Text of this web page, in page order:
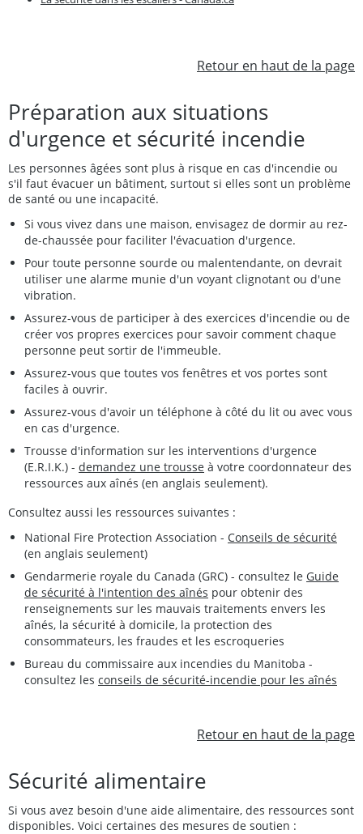
Retour en haut de la page
Préparation aux situations
d'urgence et sécurité incendie
Les personnes âgées sont plus à risque en cas d'incendie ou
s'il faut évacuer un bâtiment, surtout si elles sont un problème
de santé ou une incapacité.
Si vous vivez dans une maison, envisagez de dormir au rez-
de-chaussée pour faciliter l'évacuation d'urgence.
Pour toute personne sourde ou malentendante, on devrait
utiliser une alarme munie d'un voyant clignotant ou d'une
vibration.
Assurez-vous de participer à des exercices d'incendie ou de
créer vos propres exercices pour savoir comment chaque
personne peut sortir de l'immeuble.
Assurez-vous que toutes vos fenêtres et vos portes sont
faciles à ouvrir.
Assurez-vous d'avoir un téléphone à côté du lit ou avec vous
en cas d'urgence.
Trousse d'information sur les interventions d'urgence
(E.R.I.K.) - demandez une trousse à votre coordonnateur des
ressources aux aînés (en anglais seulement).
Consultez aussi les ressources suivantes :
National Fire Protection Association - Conseils de sécurité
(en anglais seulement)
Gendarmerie royale du Canada (GRC) - consultez le Guide
de sécurité à l'intention des aînés pour obtenir des
renseignements sur les mauvais traitements envers les
aînés, la sécurité à domicile, la protection des
consommateurs, les fraudes et les escroqueries
Bureau du commissaire aux incendies du Manitoba -
consultez les conseils de sécurité-incendie pour les aînés
Retour en haut de la page
Sécurité alimentaire
Si vous avez besoin d'une aide alimentaire, des ressources sont
disponibles. Voici certaines des mesures de soutien :